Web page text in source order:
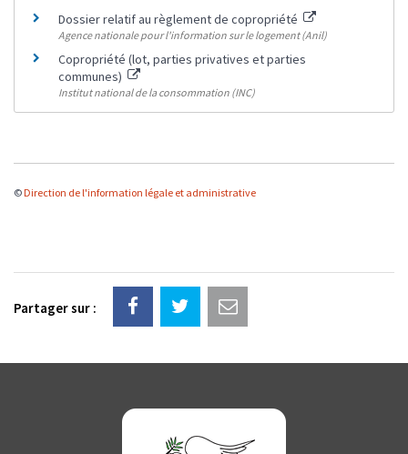
Dossier relatif au règlement de copropriété
Agence nationale pour l'information sur le logement (Anil)
Copropriété (lot, parties privatives et parties
communes)
Institut national de la consommation (INC)
© Direction de l'information légale et administrative
Partager sur :